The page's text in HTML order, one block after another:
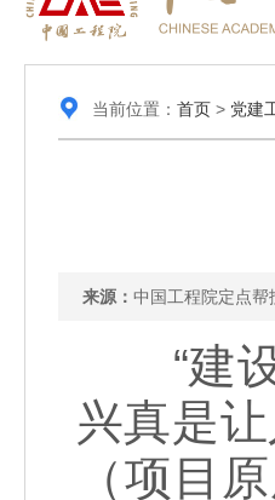
当前位置： 首页> 党建
来源： 中国工程院定点
“建设
兴真是
（项目